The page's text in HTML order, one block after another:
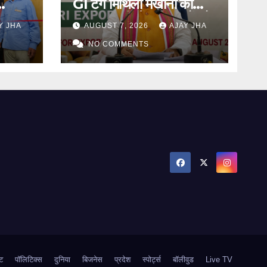
JHA
GI टैग मिथिला मखाना की
पहली समुद्री खेप, किसानों को
मिलेगा वैश्विक बाजार
AUGUST 7, 2026 AJAY JHA
NO COMMENTS
पॉलिटिक्स दुनिया बिजनेस प्रदेश स्पोर्ट्स बॉलीवुड Live TV